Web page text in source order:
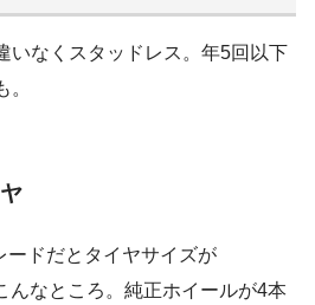
いなくスタッドレス。年5回以下
ードだとタイヤサイズが
んなところ。純正ホイールが4本